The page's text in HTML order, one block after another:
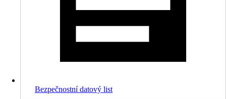
Bezpečnostní datový list